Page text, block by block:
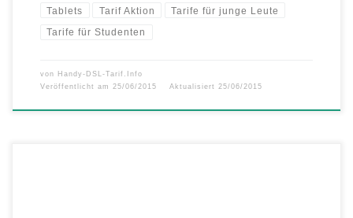
Tablets Tarif Aktion Tarife für junge Leute
Tarife für Studenten
von Handy-DSL-Tarif.Info
Veröffentlicht am
25/06/2015 Aktualisiert 25/06/2015